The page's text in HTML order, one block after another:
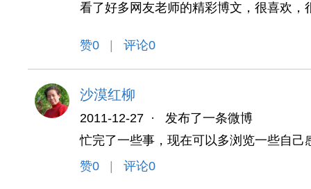
看了好多网友老师的精彩博文，很喜欢
赞0 评论0
沙漠红柳
2011-12-27 ·
发布了一条微博
忙完了一些事，现在可以多浏览一些自己
赞0 评论0